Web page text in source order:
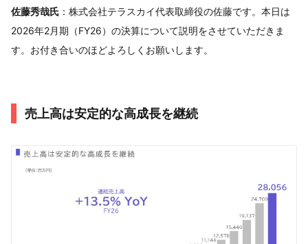
佐藤秀哉氏 ：株式会社テラスカイ代表取締役の佐藤です。本日は
2026年2月期（FY26）の決算について説明をさせていただきま
す。お付き合いのほどよろしくお願いします。
売上高は安定的な高成長を継続